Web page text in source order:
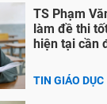
TS Phạm
làm đề thi
hiện tại cần
TIN GIÁO DỤC